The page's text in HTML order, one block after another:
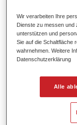
Wir verarbeiten Ihre
Dienste zu messen
unterstützen und
Sie auf die Schaltfläche
wahrnehmen. Weitere
Datenschutzerklärung
Alle